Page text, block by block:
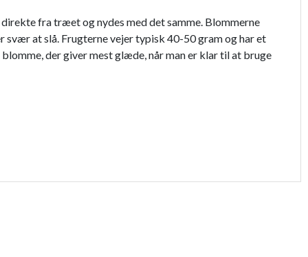
fra træet og nydes med det samme. Blommerne
at slå. Frugterne vejer typisk 40-50 gram og har et
der giver mest glæde, når man er klar til at bruge